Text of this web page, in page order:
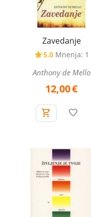
Zavedanje
5.0 Mnenja: 1
Anthony de Mello
12,00€